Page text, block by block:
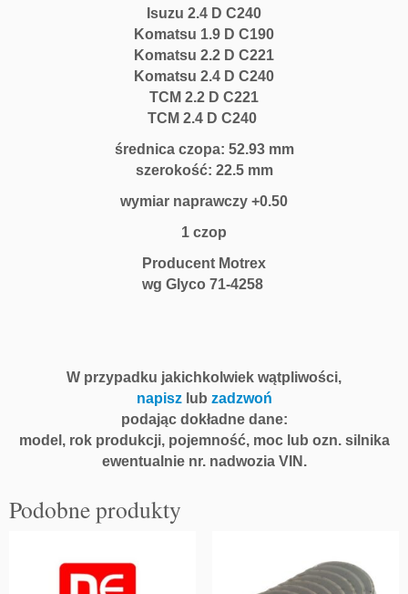
Isuzu 2.4 D C240
Komatsu 1.9 D C190
Komatsu 2.2 D C221
Komatsu 2.4 D C240
TCM 2.2 D C221
TCM 2.4 D C240
średnica czopa: 52.93 mm
szerokość: 22.5 mm
wymiar naprawczy +0.50
1 czop
Producent Motrex
wg Glyco 71-4258
W przypadku jakichkolwiek wątpliwości,
napiszlub zadzwoń
podając dokładne dane:
model, rok produkcji, pojemność, moc lub ozn. silnika
ewentualnie nr. nadwozia VIN.
Podobne produkty